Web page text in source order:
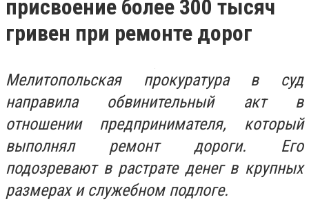
присвоение более 300 тысяч
гривен при ремонте дорог
Мелитопольская прокуратура в суд
направила обвинительный акт в
отношении предпринимателя, который
выполнял ремонт дороги. Его
подозревают в растрате денег в крупных
размерах и служебном подлоге.